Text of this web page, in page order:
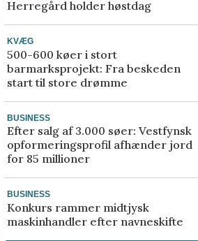
Herregård holder høstdag
KVÆG
500-600 køer i stort
barmarksprojekt: Fra beskeden
start til store drømme
BUSINESS
Efter salg af 3.000 søer: Vestfynsk
opformeringsprofil afhænder jord
for 85 millioner
BUSINESS
Konkurs rammer midtjysk
maskinhandler efter navneskifte